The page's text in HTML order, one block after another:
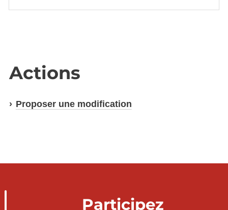
Actions
Proposer une modification
Participez